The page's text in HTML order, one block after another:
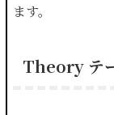
ます。
Theory テ